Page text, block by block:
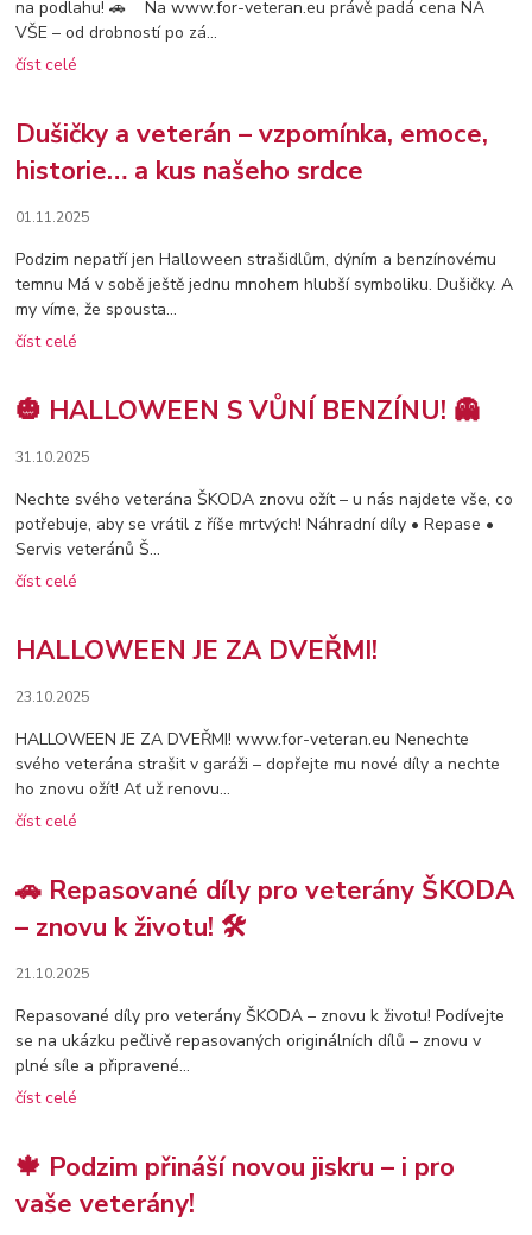
na podlahu! 🚗 Na www.for-veteran.eu právě padá cena NA
VŠE – od drobností po zá...
číst celé
Dušičky a veterán – vzpomínka, emoce,
historie… a kus našeho srdce
01.11.2025
Podzim nepatří jen Halloween strašidlům, dýním a benzínovému
temnu Má v sobě ještě jednu mnohem hlubší symboliku. Dušičky. A
my víme, že spousta...
číst celé
🎃 HALLOWEEN S VŮNÍ BENZÍNU! 👻
31.10.2025
Nechte svého veterána ŠKODA znovu ožít – u nás najdete vše, co
potřebuje, aby se vrátil z říše mrtvých! Náhradní díly • Repase •
Servis veteránů Š...
číst celé
HALLOWEEN JE ZA DVEŘMI!
23.10.2025
HALLOWEEN JE ZA DVEŘMI! www.for-veteran.eu Nenechte
svého veterána strašit v garáži – dopřejte mu nové díly a nechte
ho znovu ožít! Ať už renovu...
číst celé
🚗 Repasované díly pro veterány ŠKODA
– znovu k životu! 🛠️
21.10.2025
Repasované díly pro veterány ŠKODA – znovu k životu! Podívejte
se na ukázku pečlivě repasovaných originálních dílů – znovu v
plné síle a připravené...
číst celé
🍁 Podzim přináší novou jiskru – i pro
vaše veterány!